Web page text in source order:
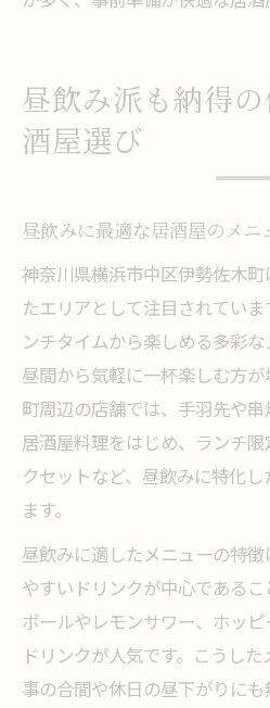
昼飲み派も納得
酒屋選び
昼飲みに最適な居酒屋のメニ
神奈川県横浜市中区伊勢佐木
たエリアとして注目されてい
ンチタイムから楽しめる多彩な
昼間から気軽に一杯楽しむ方
町周辺の店舗では、手羽先や
居酒屋料理をはじめ、ランチ
クセットなど、昼飲みに特化
ます。
昼飲みに適したメニューの特
やすいドリンクが中心である
ボールやレモンサワー、ホッ
ドリンクが人気です。こうし
事の合間や休日の昼下がりに